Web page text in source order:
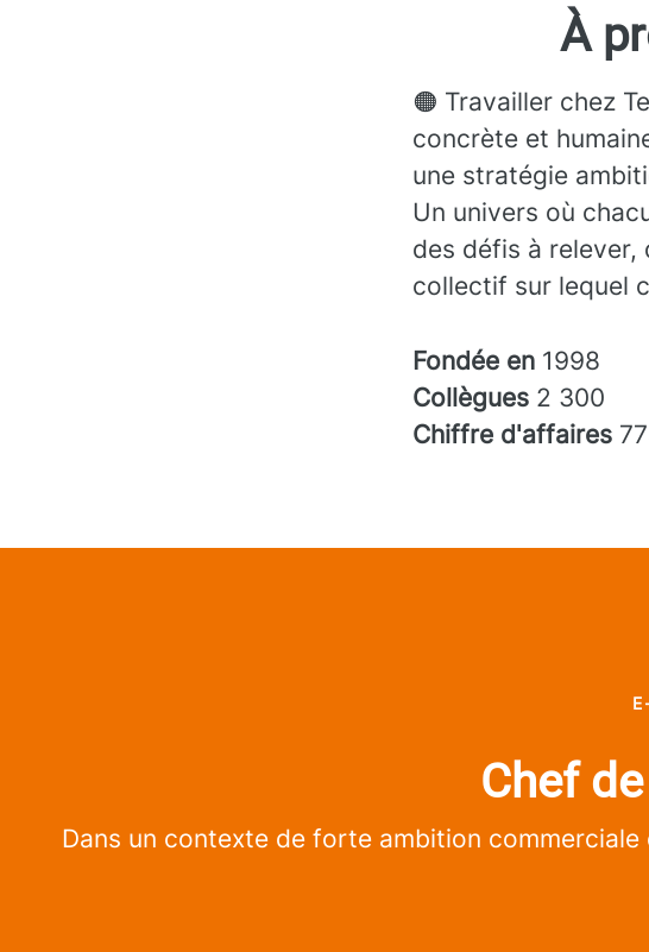
À
🟠 Travailler chez
concrète et
une stratégie
Un univers où
des défis à relever,
collectif sur lequel
Fondée en 1998
Collègues 2 300
Chiffre d'affaires
Chef
Dans un contexte de forte ambition